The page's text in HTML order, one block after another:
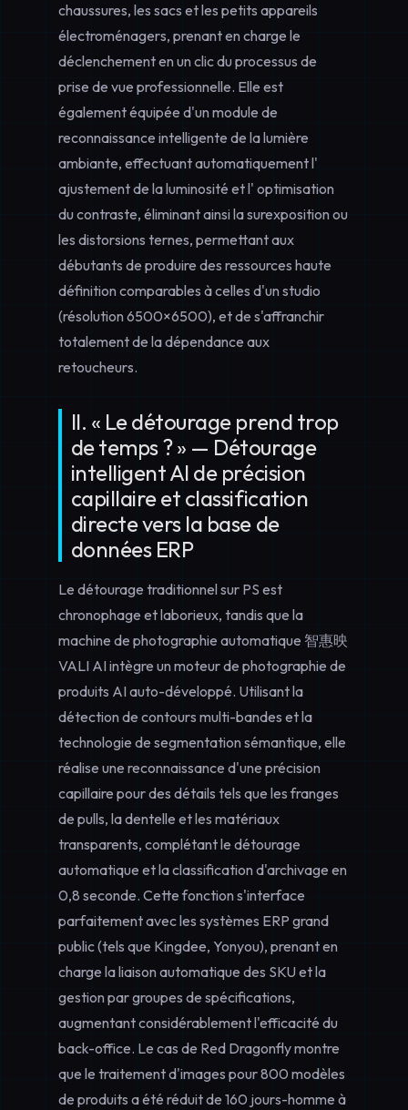
chaussures, les sacs et les petits appareils
électroménagers, prenant en charge le
déclenchement en un clic du processus de
prise de vue professionnelle. Elle est
également équipée d'un module de
reconnaissance intelligente de la lumière
ambiante, effectuant automatiquement l'
ajustement de la luminosité et l' optimisation
du contraste, éliminant ainsi la surexposition ou
les distorsions ternes, permettant aux
débutants de produire des ressources haute
définition comparables à celles d'un studio
(résolution 6500×6500), et de s'affranchir
totalement de la dépendance aux
retoucheurs.
II. « Le détourage prend trop
de temps ? » — Détourage
intelligent AI de précision
capillaire et classification
directe vers la base de
données ERP
Le détourage traditionnel sur PS est
chronophage et laborieux, tandis que la
machine de photographie automatique 智惠映
VALI AI intègre un moteur de photographie de
produits AIauto-développé. Utilisant la
détection de contours multi-bandes et la
technologie de segmentation sémantique, elle
réalise une reconnaissance d'une précision
capillaire pour des détails tels que les franges
de pulls, la dentelle et les matériaux
transparents, complétant le détourage
automatique et la classification d'archivage en
0,8 seconde. Cette fonction s'interface
parfaitement avec les systèmes ERP grand
public (tels que Kingdee, Yonyou), prenant en
charge la liaison automatique des SKU et la
gestion par groupes de spécifications,
augmentant considérablement l'efficacité du
back-office. Le cas de Red Dragonfly montre
que le traitement d'images pour 800 modèles
de produits a été réduit de 160 jours-homme à